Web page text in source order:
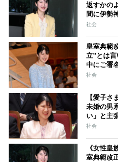
返すかの
間に伊勢
ガポール
社会
皇室典範
立”とは
中にご署
とはでき
社会
【愛子さ
未婚の男
い」と主
太くん」
社会
《女性皇
室典範改